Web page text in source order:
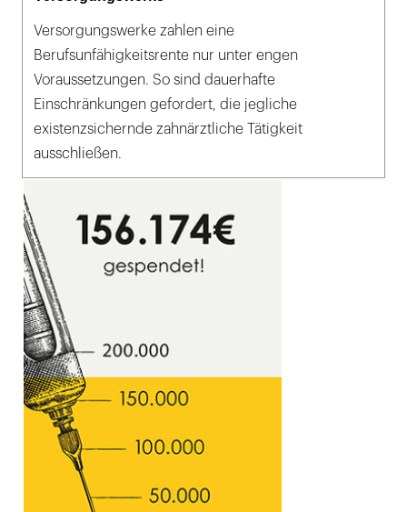
Versorgungswerke zahlen eine
Berufsunfähigkeitsrente nur unter engen
Voraussetzungen. So sind dauerhafte
Einschränkungen gefordert, die jegliche
existenzsichernde zahnärztliche Tätigkeit
ausschließen.